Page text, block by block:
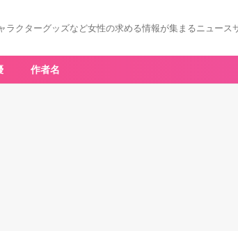
ラクターグッズなど女性の求める情報が集まるニュース
作者名